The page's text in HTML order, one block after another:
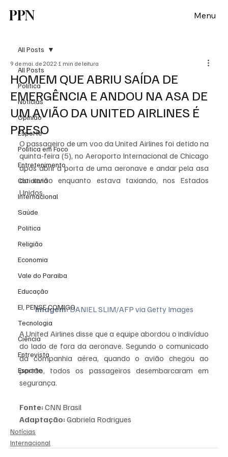
PPN Menu
All Posts
Política
Notícias
Opinião
Esporte
Politica em Foco
Entretenimento
Cotidiano
Internacional
Saúde
Politica
Religião
Economia
Vale do Paraiba
Educação
EI, PENSE COMIGO.
Tecnologia
Ciência
Entrevista
Esporte
All Posts
HOMEM QUE ABRIU SAÍDA DE
EMERGÊNCIA E ANDOU NA ASA DE
UM AVIÃO DA UNITED AIRLINES É
PRESO
9 de mai. de 2022 1 min de leitura
O passageiro de um voo da United Airlines foi detido na
quinta-feira (5), no Aeroporto Internacional de Chicago
após abrir a porta de uma aeronave e andar pela asa
do avião enquanto estava taxiando, nos Estados
Unidos.
Imagem: DANIEL SLIM/AFP via Getty Images
A United Airlines disse que a equipe abordou o indivíduo
do lado de fora da aeronave. Segundo o comunicado
da companhia aérea, quando o avião chegou ao
portão, todos os passageiros desembarcaram em
segurança.
Fonte: CNN Brasil
Adaptação: Gabriela Rodrigues
Notícias
Internacional